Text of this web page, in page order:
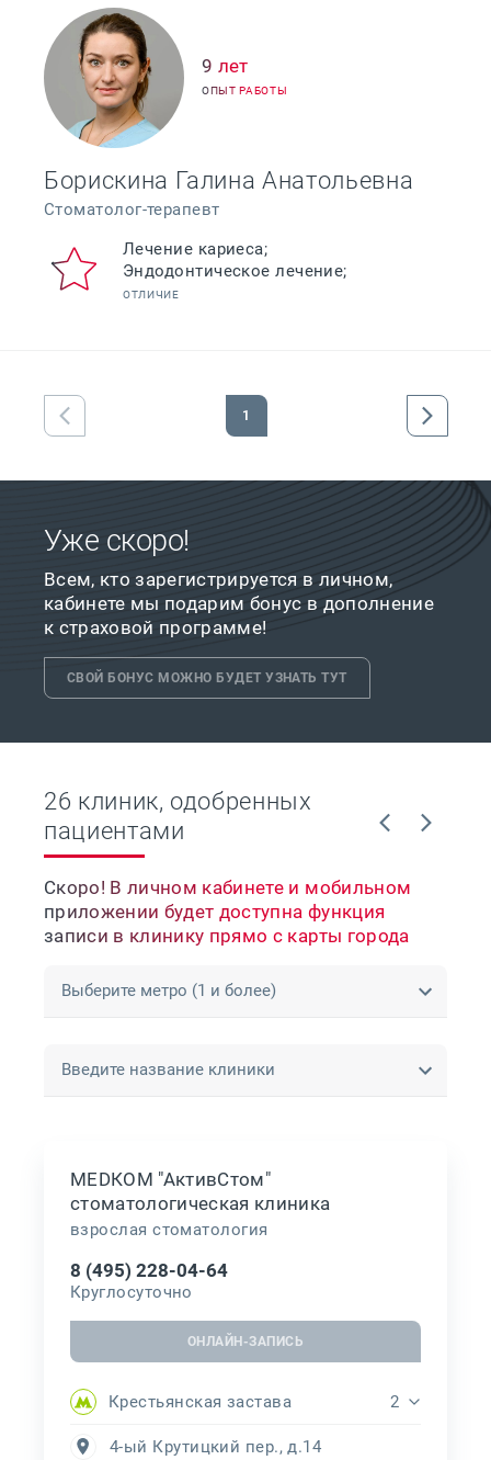
9 лет
ОПЫТ РАБОТЫ
Борискина Галина Анатольевна
Стоматолог-терапевт
Лечение кариеса;
Эндодонтическое лечение;
ОТЛИЧИЕ
1
Уже скоро!
Всем, кто зарегистрируется в личном,
кабинете мы подарим бонус в дополнение
к страховой программе!
СВОЙ БОНУС МОЖНО БУДЕТ УЗНАТЬ ТУТ
26 клиник, одобренных
пациентами
Скоро! В личном кабинете и мобильном
приложении будет доступна функция
записи в клинику прямо с карты города
Выберите метро (1 и более)
Введите название клиники
МЕDКОМ "АктивСтом"
стоматологическая клиника
взрослая стоматология
8 (495) 228-04-64
Круглосуточно
ОНЛАЙН-ЗАПИСЬ
Крестьянская застава 2
4-ый Крутицкий пер., д.14